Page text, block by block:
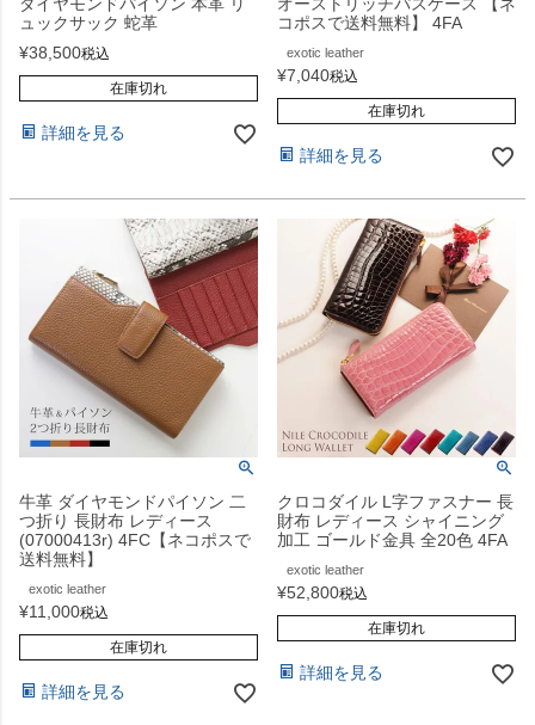
ュックサック 蛇革
¥38,500税込
在庫切れ
詳細を見る
コポスで送料無料】 4FA
exotic leather
¥7,040税込
在庫切れ
詳細を見る
牛革 ダイヤモンドパイソン 二
つ折り 長財布 レディース
(07000413r) 4FC【ネコポスで
送料無料】
exotic leather
¥11,000税込
在庫切れ
詳細を見る
クロコダイル L字ファスナー 長
財布 レディース シャイニング
加工 ゴールド金具 全20色 4FA
exotic leather
¥52,800税込
在庫切れ
詳細を見る